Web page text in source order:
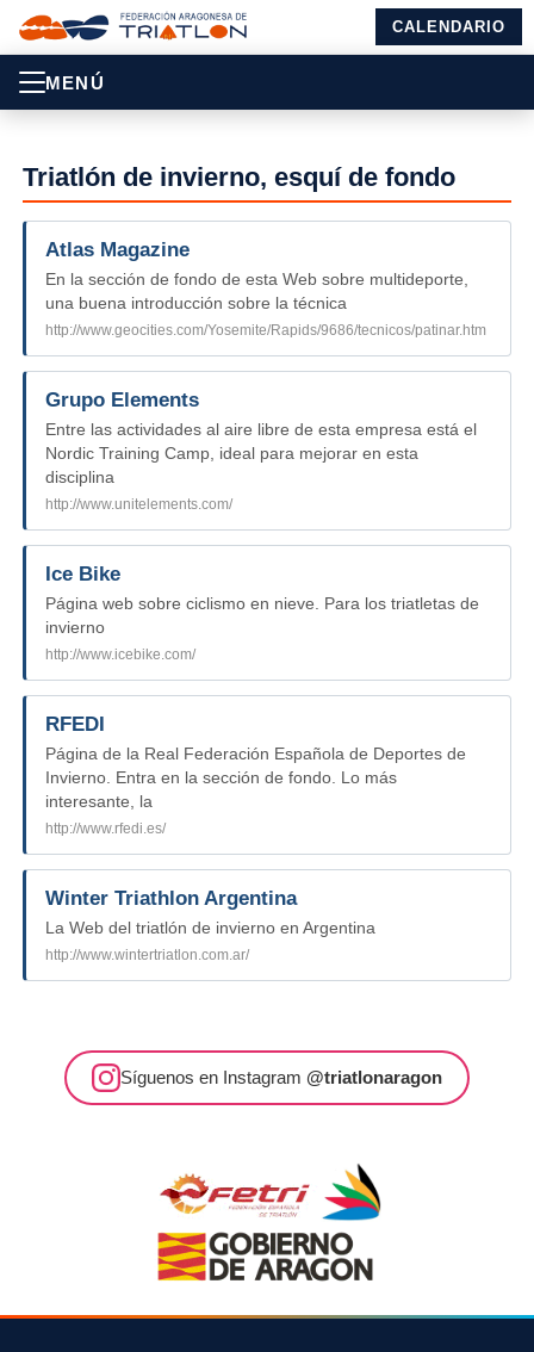
CALENDARIO
MENÚ
Triatlón de invierno, esquí de fondo
Atlas Magazine
En la sección de fondo de esta Web sobre multideporte,
una buena introducción sobre la técnica
http://www.geocities.com/Yosemite/Rapids/9686/tecnicos/patinar.htm
Grupo Elements
Entre las actividades al aire libre de esta empresa está el
Nordic Training Camp, ideal para mejorar en esta
disciplina
http://www.unitelements.com/
Ice Bike
Página web sobre ciclismo en nieve. Para los triatletas de
invierno
http://www.icebike.com/
RFEDI
Página de la Real Federación Española de Deportes de
Invierno. Entra en la sección de fondo. Lo más
interesante, la
http://www.rfedi.es/
Winter Triathlon Argentina
La Web del triatlón de invierno en Argentina
http://www.wintertriatlon.com.ar/
Síguenos en Instagram @triatlonaragon